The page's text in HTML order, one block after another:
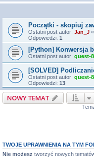
Początki - skopiuj
Ostatni post autor: Jan_J «
Odpowiedzi: 1
[Python] Konwersja
Ostatni post autor: quest-
[SOLVED]
Ostatni post autor: quest-
Odpowiedzi: 13
NOWY TEMAT
TWOJE UPRAWNIENIA NA TYM
Nie możesz tworzyć nowych